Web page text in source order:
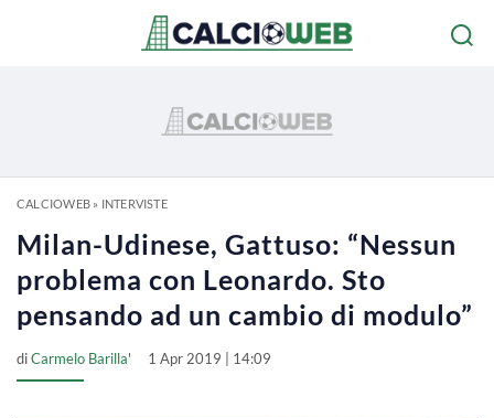
CALCIOWEB» INTERVISTE
Milan-Udinese, Gattuso: “Nessun
problema con Leonardo. Sto
pensando ad un cambio di modulo”
diCarmelo Barilla' 1 Apr 2019 | 14:09